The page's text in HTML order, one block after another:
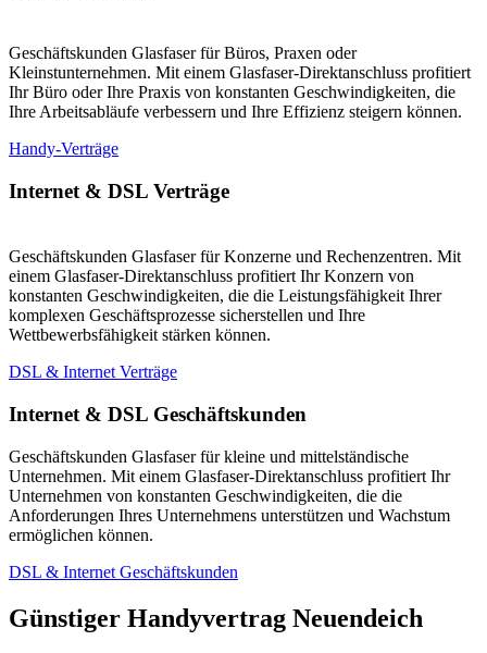
Geschäftskunden Glasfaser für Büros, Praxen oder
Kleinstunternehmen. Mit einem Glasfaser-Direktanschluss profitiert
Ihr Büro oder Ihre Praxis von konstanten Geschwindigkeiten, die
Ihre Arbeitsabläufe verbessern und Ihre Effizienz steigern können.
Handy-Verträge
Internet & DSL Verträge
Geschäftskunden Glasfaser für Konzerne und Rechenzentren. Mit
einem Glasfaser-Direktanschluss profitiert Ihr Konzern von
konstanten Geschwindigkeiten, die die Leistungsfähigkeit Ihrer
komplexen Geschäftsprozesse sicherstellen und Ihre
Wettbewerbsfähigkeit stärken können.
DSL & Internet Verträge
Internet & DSL Geschäftskunden
Geschäftskunden Glasfaser für kleine und mittelständische
Unternehmen. Mit einem Glasfaser-Direktanschluss profitiert Ihr
Unternehmen von konstanten Geschwindigkeiten, die die
Anforderungen Ihres Unternehmens unterstützen und Wachstum
ermöglichen können.
DSL & Internet Geschäftskunden
Günstiger Handyvertrag Neuendeich